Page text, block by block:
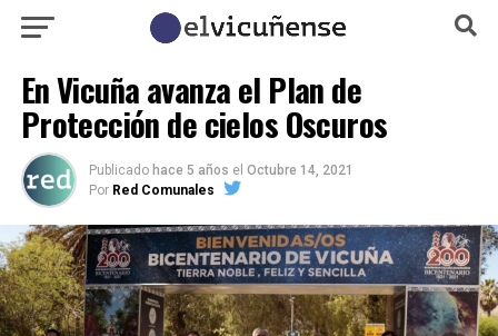
En Vicuña avanza el Plan de
Protección de cielos Oscuros
Publicado hace 5 años el Octubre 14, 2021
Por Red Comunales